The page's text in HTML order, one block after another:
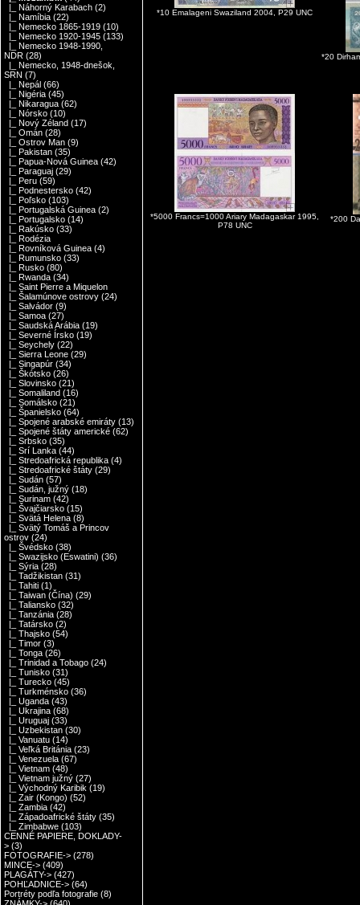
|_ Náhorný Karabach (2)
|_ Namíbia (22)
|_ Nemecko 1865-1919 (10)
|_ Nemecko 1920-1945 (133)
|_ Nemecko 1948-1990,
NDR (28)
|_ Nemecko, 1948-dnešok,
SRN (7)
|_ Nepál (66)
|_ Nigéria (45)
|_ Nikaragua (62)
|_ Nórsko (10)
|_ Nový Zéland (17)
|_ Omán (28)
|_ Ostrov Man (9)
|_ Pakistan (35)
|_ Papua-Nová Guinea (42)
|_ Paraguaj (29)
|_ Peru (59)
|_ Podnestersko (42)
|_ Poľsko (103)
|_ Portugalská Guinea (2)
|_ Portugalsko (14)
|_ Rakúsko (33)
|_ Rodézia
|_ Rovníková Guinea (4)
|_ Rumunsko (33)
|_ Rusko (80)
|_ Rwanda (34)
|_ Saint Pierre a Miquelon
|_ Šalamúnove ostrovy (24)
|_ Salvádor (9)
|_ Samoa (27)
|_ Saudská Arábia (19)
|_ Severné Írsko (19)
|_ Seychely (22)
|_ Sierra Leone (29)
|_ Singapúr (34)
|_ Škótsko (26)
|_ Slovinsko (21)
|_ Somaliland (16)
|_ Somálsko (21)
|_ Španielsko (64)
|_ Spojené arabské emiráty (13)
|_ Spojené štáty americké (62)
|_ Srbsko (35)
|_ Srí Lanka (44)
|_ Stredoafrická republika (4)
|_ Stredoafrické štáty (29)
|_ Sudán (57)
|_ Sudán, južný (18)
|_ Surinam (42)
|_ Švajčiarsko (15)
|_ Svätá Helena (8)
|_ Svätý Tomáš a Princov
ostrov (24)
|_ Švédsko (38)
|_ Swazijsko (Eswatini) (36)
|_ Sýria (28)
|_ Tadžikistan (31)
|_ Tahiti (1)
|_ Taiwan (Čína) (29)
|_ Taliansko (32)
|_ Tanzánia (28)
|_ Tatársko (2)
|_ Thajsko (54)
|_ Timor (3)
|_ Tonga (26)
|_ Trinidad a Tobago (24)
|_ Tunisko (31)
|_ Turecko (45)
|_ Turkménsko (36)
|_ Uganda (43)
|_ Ukrajina (68)
|_ Uruguaj (33)
|_ Uzbekistan (30)
|_ Vanuatu (14)
|_ Veľká Británia (23)
|_ Venezuela (67)
|_ Vietnam (48)
|_ Vietnam južný (27)
|_ Východný Karibik (19)
|_ Zair (Kongo) (52)
|_ Zambia (42)
|_ Západoafrické štáty (35)
|_ Zimbabwe (103)
CENNÉ PAPIERE, DOKLADY-
> (3)
FOTOGRAFIE-> (278)
MINCE-> (409)
PLAGÁTY-> (427)
POHĽADNICE-> (64)
Portréty podľa fotografie (8)
*10 Emalageni Swaziland 2004, P29 UNC
*20
*5000 Francs=1000 Ariary Madagaskar 1995,
P78 UNC
*200